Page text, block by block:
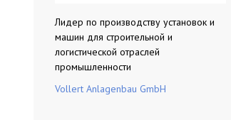
Лидер по производству установок и
машин для строительной и
логистической отраслей
промышленности
Vollert Anlagenbau GmbH